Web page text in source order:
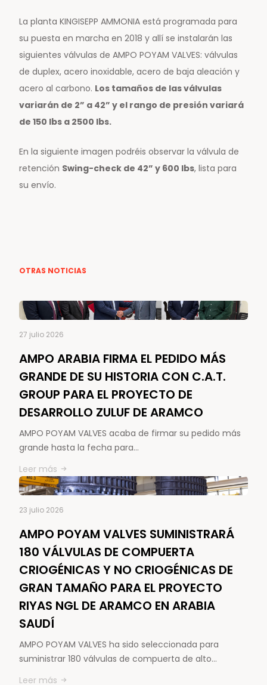
La planta KINGISEPP AMMONIA está programada para
su puesta en marcha en 2018 y allí se instalarán las
siguientes válvulas de AMPO POYAM VALVES: válvulas
de duplex, acero inoxidable, acero de baja aleación y
acero al carbono. Los tamaños de las válvulas
variarán de 2” a 42” y el rango de presión variará
de 150 lbs a 2500 lbs.
En la siguiente imagen podréis observar la válvula de
retención Swing-check de 42” y 600 lbs, lista para
su envío.
OTRAS NOTICIAS
27 julio 2026
AMPO ARABIA FIRMA EL PEDIDO MÁS
GRANDE DE SU HISTORIA CON C.A.T.
GROUP PARA EL PROYECTO DE
DESARROLLO ZULUF DE ARAMCO
AMPO POYAM VALVES acaba de firmar su pedido más
grande hasta la fecha para…
Leer más
23 julio 2026
AMPO POYAM VALVES SUMINISTRARÁ
180 VÁLVULAS DE COMPUERTA
CRIOGÉNICAS Y NO CRIOGÉNICAS DE
GRAN TAMAÑO PARA EL PROYECTO
RIYAS NGL DE ARAMCO EN ARABIA
SAUDÍ
AMPO POYAM VALVES ha sido seleccionada para
suministrar 180 válvulas de compuerta de alto…
Leer más